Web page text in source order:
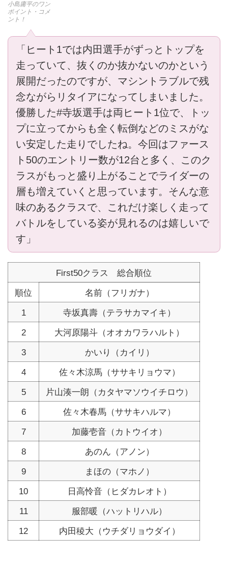
小島庸平のワン
ポイント・コメ
ント！
「ヒート1では内田選手がずっとトップを
走っていて、抜くのか抜かないのかという
展開だったのですが、マシントラブルで残
念ながらリタイアになってしまいました。
優勝した#寺坂選手は両ヒート1位で、トッ
プに立ってからも全く転倒などのミスがな
い安定した走りでしたね。今回はファース
ト50のエントリー数が12台と多く、このク
ラスがもっと盛り上がることでライダーの
層も増えていくと思っています。そんな意
味のあるクラスで、これだけ楽しく走って
バトルをしている姿が見れるのは嬉しいで
す」
First50クラス 総合順位
順位
名前（フリガナ）
1
寺坂真壽（テラサカマイキ）
2
大河原陽斗（オオカワラハルト）
3
かいり（カイリ）
4
佐々木涼馬（ササキリョウマ）
5
片山湊一朗（カタヤマソウイチロウ）
6
佐々木春馬（ササキハルマ）
7
加藤壱音（カトウイオ）
8
あのん（アノン）
9
まほの（マホノ）
10
日高怜音（ヒダカレオト）
11
服部暖（ハットリハル）
12
内田稜大（ウチダリョウダイ）